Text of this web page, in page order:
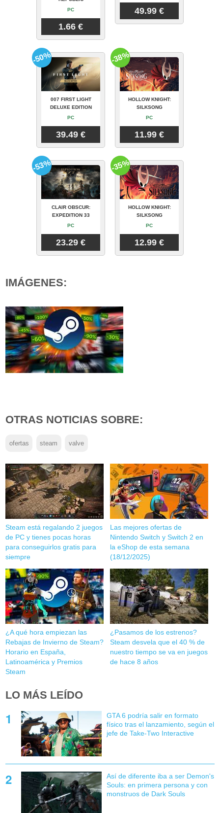
PC
1.66 €
49.99 €
007 FIRST LIGHT
DELUXE EDITION
PC
39.49 €
-50%
HOLLOW KNIGHT:
SILKSONG
PC
11.99 €
-38%
CLAIR OBSCUR:
EXPEDITION 33
PC
23.29 €
-53%
HOLLOW KNIGHT:
SILKSONG
PC
12.99 €
-35%
IMÁGENES:
OTRAS NOTICIAS SOBRE:
ofertas steam valve
Steam está regalando 2 juegos
de PC y tienes pocas horas
para conseguirlos gratis para
siempre
Las mejores ofertas de
Nintendo Switch y Switch 2 en
la eShop de esta semana
(18/12/2025)
¿A qué hora empiezan las
Rebajas de Invierno de Steam?
Horario en España,
Latinoamérica y Premios
Steam
¿Pasamos de los estrenos?
Steam desvela que el 40 % de
nuestro tiempo se va en juegos
de hace 8 años
LO MÁS LEÍDO
GTA 6 podría salir en formato
físico tras el lanzamiento, según el
jefe de Take-Two Interactive
Así de diferente iba a ser Demon's
Souls: en primera persona y con
monstruos de Dark Souls